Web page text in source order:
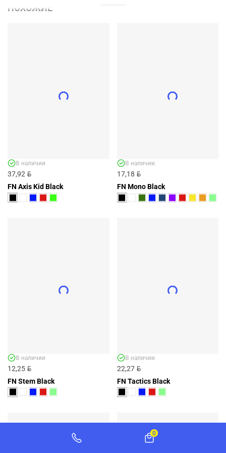
BYN
ПОХОЖИЕ
37,92 BYN
В наличии
FN Axis Kid Black
17,18 BYN
В наличии
FN Mono Black
12,25 BYN
В наличии
FN Stem Black
22,27 BYN
В наличии
FN Tactics Black
0